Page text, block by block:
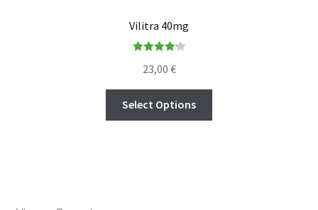
Vilitra 40mg
out of 5
23,00 €
Select Options